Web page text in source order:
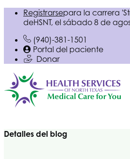
Registrarsepara la carrera
deHSNT, el sábado 8 de
(940)-381-1501
Portal del paciente
Donar
Detalles del blog